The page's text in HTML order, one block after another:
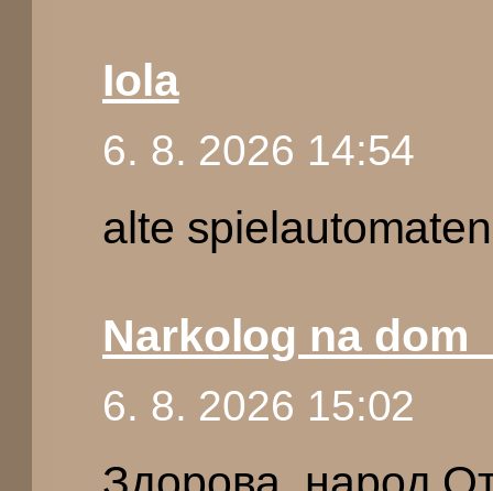
Iola
6. 8. 2026 14:54
alte
Narkolog na
6. 8. 2026 15:02